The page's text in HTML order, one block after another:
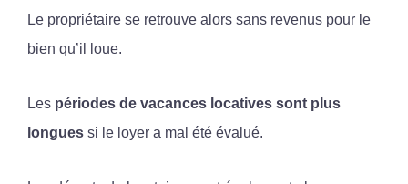
Le propriétaire se retrouve alors sans revenus pour le
bien qu’il loue.
Les périodes de vacances locatives sont plus
longues si le loyer a mal été évalué.